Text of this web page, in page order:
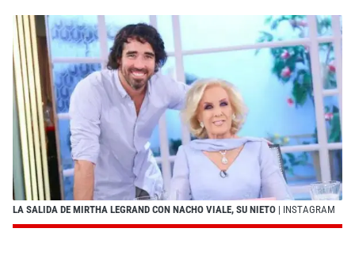
LA SALIDA DE MIRTHA LEGRAND CON NACHO VIALE, SU NIETO | INSTAGRAM